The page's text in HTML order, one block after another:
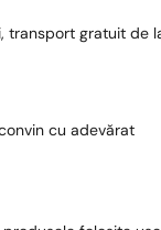
transport gratuit de
cu adevărat